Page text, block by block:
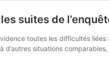
suites de
toutes les diffi­cul­tés
d’autres situa­tions